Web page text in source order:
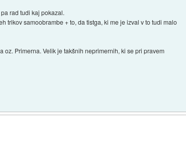
rad tudi kaj pokazal.
trikov samoobrambe + to, da tistga, ki me je izval v to tudi malo
Primerna. Velik je takšnih neprimernih, ki se pri pravem